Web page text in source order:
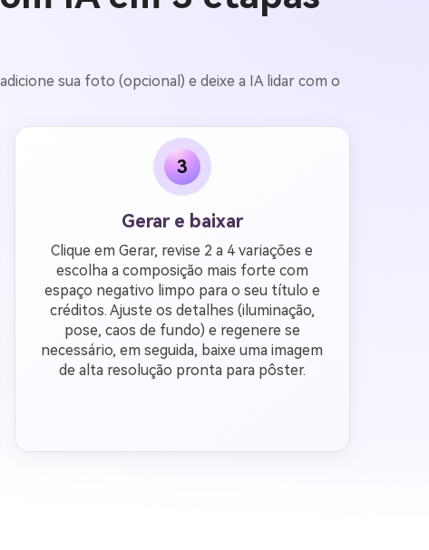
sua foto (opcional) e deixe a IA lidar com o
3
Gerar e baixar
Clique em Gerar, revise 2 a 4 variações e
escolha a composição mais forte com
espaço negativo limpo para o seu título e
créditos. Ajuste os detalhes (iluminação,
pose, caos de fundo) e regenere se
necessário, em seguida, baixe uma imagem
de alta resolução pronta para pôster.